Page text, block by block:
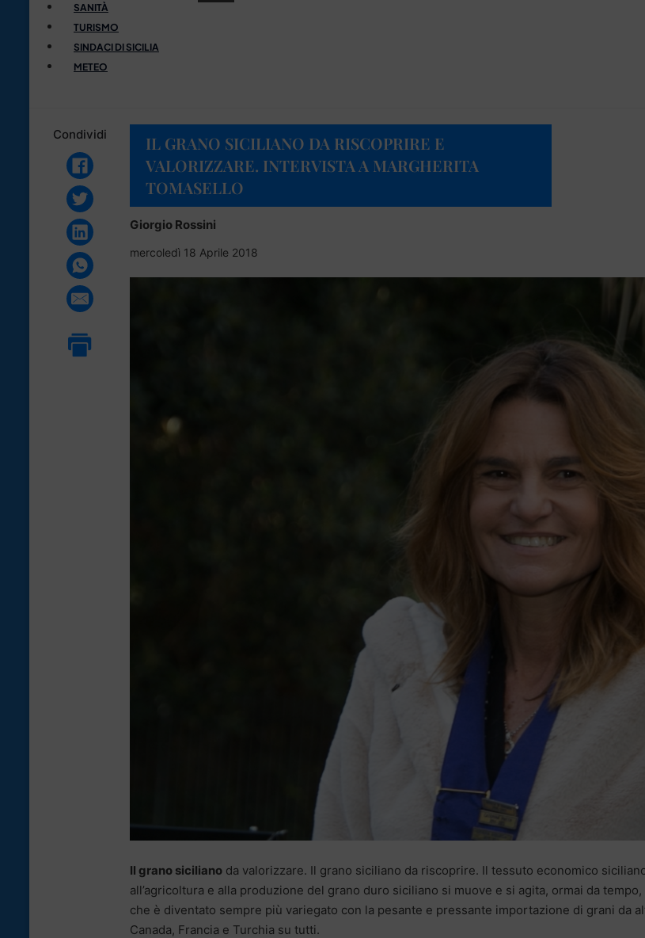
SANITÀ
TURISMO
SINDACI DI SICILIA
METEO
Condividi
IL GRANO SICILIANO DA RISCOPRIRE E
VALORIZZARE. INTERVISTA A MARGHERITA
TOMASELLO
Giorgio Rossini
mercoledì 18 Aprile 2018
Il grano siciliano da valorizzare. Il grano siciliano da riscoprire. Il tessuto economico
all’agricoltura e alla produzione del grano duro siciliano si muove e si agita, ormai da
che è diventato sempre più variegato con la pesante e pressante importazione di grani da
Canada, Francia e Turchia su tutti.